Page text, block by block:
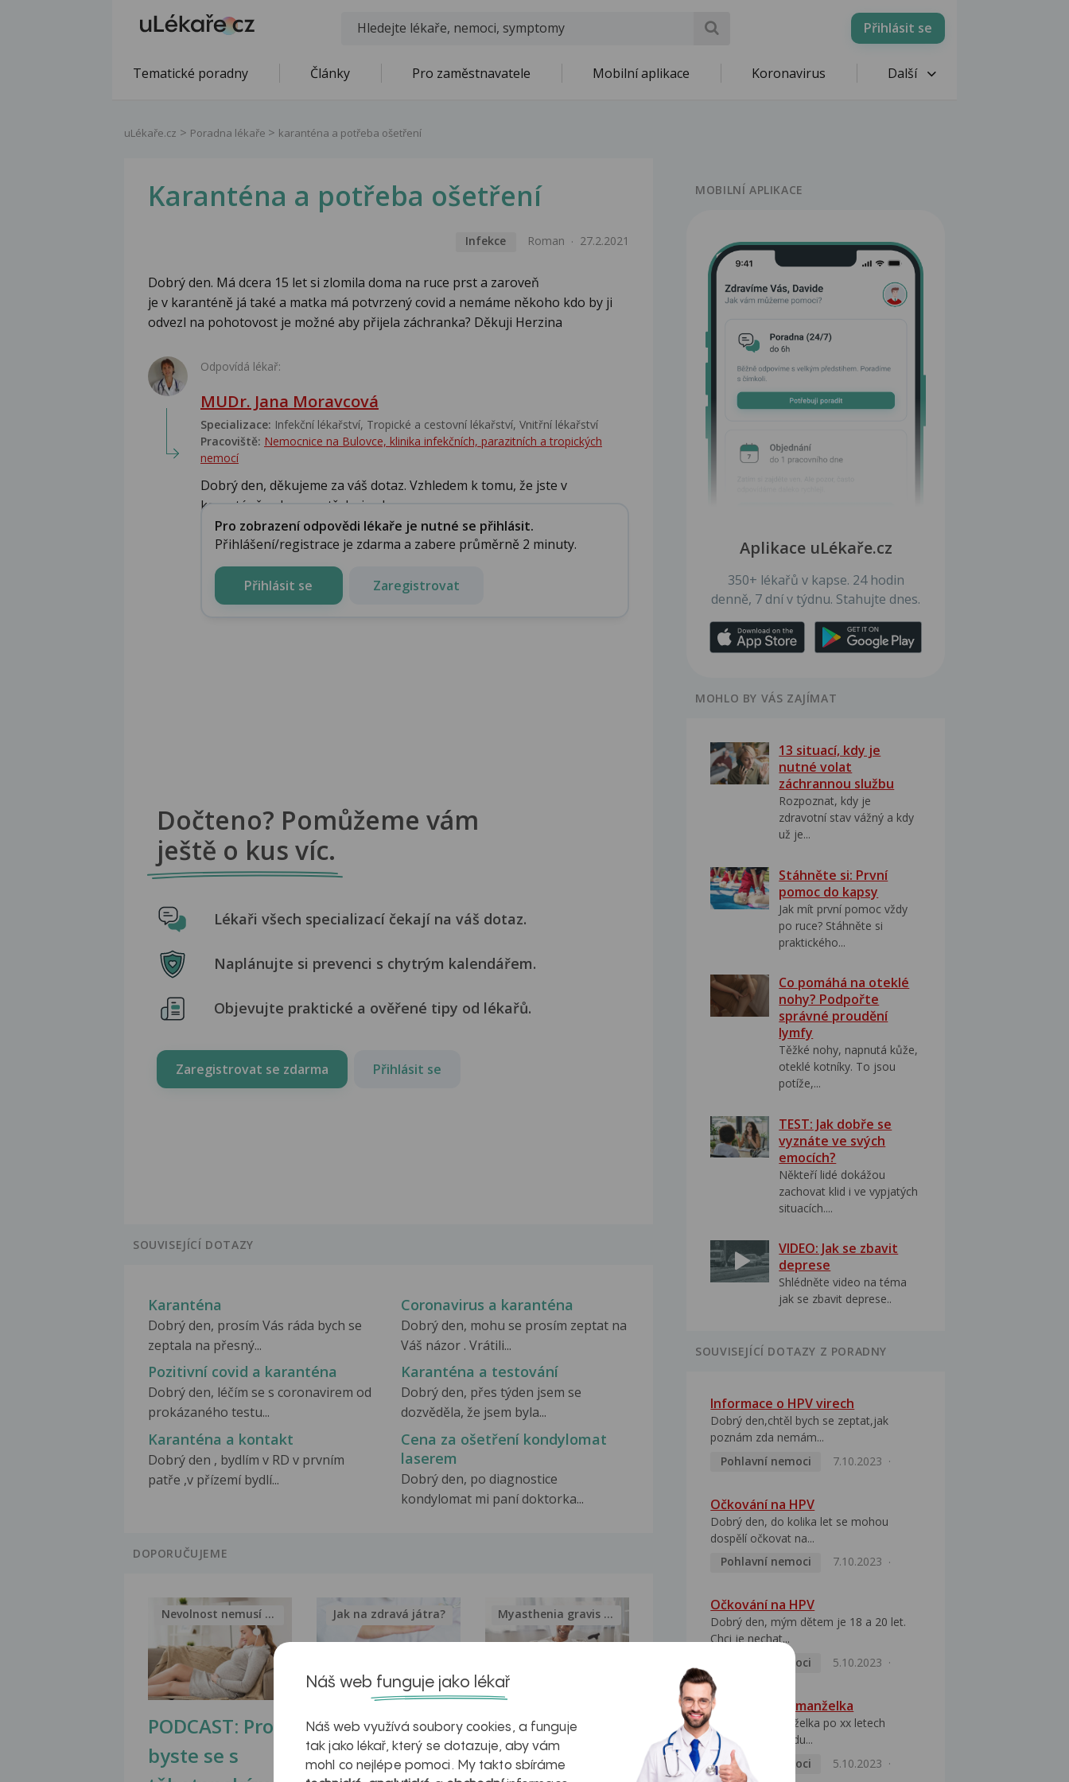
Přihlásit se
Tematické poradny Články Pro zaměstnavatele Mobilní aplikace Koronavirus Další
uLékaře.cz Poradna lékaře karanténa a potřeba ošetření
Karanténa a potřeba ošetření
Infekce Roman 27.2.2021
Dobrý den. Má dcera 15 let si zlomila doma na ruce prst a zaroveň
je v karanténě já také a matka má potvrzený covid a nemáme někoho kdo by ji
odvezl na pohotovost je možné aby přijela záchranka? Děkuji Herzina
Odpovídá lékař:
MUDr. Jana Moravcová
Specializace: Infekční lékařství‎, Tropické a cestovní lékařství‎, Vnitřní lékařství
Pracoviště: Nemocnice na Bulovce, klinika infekčních, parazitních a tropických
nemocí
Dobrý den, děkujeme za váš dotaz. Vzhledem k tomu, že jste v
karanténě a dcera potřebuje aku...
Pro zobrazení odpovědi lékaře je nutné se přihlásit.
Přihlášení/registrace je zdarma a zabere průměrně 2 minuty.
Přihlásit se Zaregistrovat
Dočteno? Pomůžeme vám
ještě o kus víc.
Lékaři všech specializací čekají na váš dotaz.
Naplánujte si prevenci s chytrým kalendářem.
Objevujte praktické a ověřené tipy od lékařů.
Zaregistrovat se zdarma Přihlásit se
SOUVISEJÍCÍ DOTAZY
Karanténa
Dobrý den, prosím Vás ráda bych se
zeptala na přesný...
Coronavirus a karanténa
Dobrý den, mohu se prosím zeptat na
Váš názor . Vrátili...
Pozitivní covid a karanténa
Dobrý den, léčím se s coronavirem od
prokázaného testu...
Karanténa a testování
Dobrý den, přes týden jsem se
dozvěděla, že jsem byla...
Karanténa a kontakt
Dobrý den , bydlím v RD v prvním
patře ,v přízemí bydlí...
Cena za ošetření kondylomat
laserem
Dobrý den, po diagnostice
kondylomat mi paní doktorka...
DOPORUČUJEME
PODCAST: Proč
byste se s
Nevolnost nemusí být nutnou...
Ztukovatění
jater v datech a
Jak na zdravá játra?
Inovativní
léčba
Myasthenia gravis – vše, co...
MOBILNÍ APLIKACE
Aplikace uLékaře.cz
350+ lékařů v kapse. 24 hodin
denně, 7 dní v týdnu. Stahujte dnes.
MOHLO BY VÁS ZAJÍMAT
13 situací, kdy je
nutné volat
záchrannou službu
Rozpoznat, kdy je
zdravotní stav vážný a kdy
už je...
Stáhněte si: První
pomoc do kapsy
Jak mít první pomoc vždy
po ruce? Stáhněte si
praktického...
Co pomáhá na oteklé
nohy? Podpořte
správné proudění
lymfy
Těžké nohy, napnutá kůže,
oteklé kotníky. To jsou
potíže,...
TEST: Jak dobře se
vyznáte ve svých
emocích?
Někteří lidé dokážou
zachovat klid i ve vypjatých
situacích....
VIDEO: Jak se zbavit
deprese
Shlédněte video na téma
jak se zbavit deprese..
SOUVISEJÍCÍ DOTAZY Z PORADNY
Informace o HPV virech
Dobrý den,chtěl bych se zeptat,jak
poznám zda nemám...
Pohlavní nemoci
7.10.2023
Očkování na HPV
Dobrý den, do kolika let se mohou
dospělí očkovat na...
Pohlavní nemoci
7.10.2023
Očkování na HPV
Dobrý den, mým dětem je 18 a 20 let.
Chci je nechat...
Pohlavní nemoci
5.10.2023
HPV pozitivní manželka
Dobrý den, manželka po xx letech
přivezla z Východu...
Pohlavní nemoci
5.10.2023
Náš web funguje jako lékař
Náš web využívá soubory cookies, a funguje
tak jako lékař, který se dotazuje, aby vám
mohl co nejlépe pomoci. My takto sbíráme